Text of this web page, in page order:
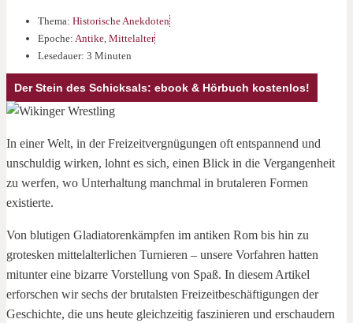
Thema: Historische Anekdoten
Epoche: Antike, Mittelalter
Lesedauer: 3 Minuten
Der Stein des Schicksals: ebook & Hörbuch kostenlos!
In einer Welt, in der Freizeitvergnügungen oft entspannend und
unschuldig wirken, lohnt es sich, einen Blick in die Vergangenheit
zu werfen, wo Unterhaltung manchmal in brutaleren Formen
existierte.
Von blutigen Gladiatorenkämpfen im antiken Rom bis hin zu
grotesken mittelalterlichen Turnieren – unsere Vorfahren hatten
mitunter eine bizarre Vorstellung von Spaß. In diesem Artikel
erforschen wir sechs der brutalsten Freizeitbeschäftigungen der
Geschichte, die uns heute gleichzeitig faszinieren und erschaudern